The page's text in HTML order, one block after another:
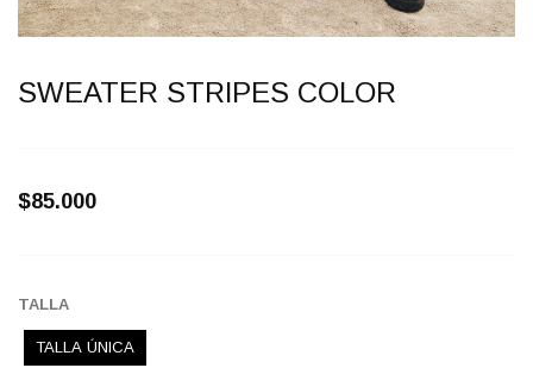
SWEATER STRIPES COLOR
$85.000
TALLA
TALLA ÚNICA